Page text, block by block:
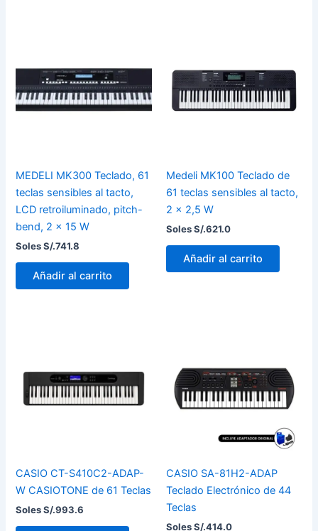
MEDELI MK300 Teclado, 61
teclas sensibles al tacto,
LCD retroiluminado, pitch-
bend, 2 x 15 W
Soles S/.741.8
Añadir al carrito
Medeli MK100 Teclado de
61 teclas sensibles al tacto,
2 x 2,5 W
Soles S/.621.0
Añadir al carrito
CASIO CT-S410C2-ADAP-
W CASIOTONE de 61 Teclas
Soles S/.993.6
CASIO SA-81H2-ADAP
Teclado Electrónico de 44
Teclas
Soles S/.414.0